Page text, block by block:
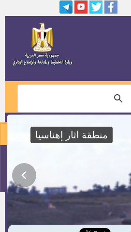
01018460099
منطقة اثار إهناسيا
عدد ( 4258 ) وظيفة عامل مسجد
من الدرجة السادسة ــ مجموعة
الخدمات المعاونة – حرفية خدمات
150 فرصة لأبناء محافظة بني
للحراسة والخدمات من حملة
وظائف هندسية للعمل بالمعامل
فني لحام
محفظ قرآن كريم بالمكافأة